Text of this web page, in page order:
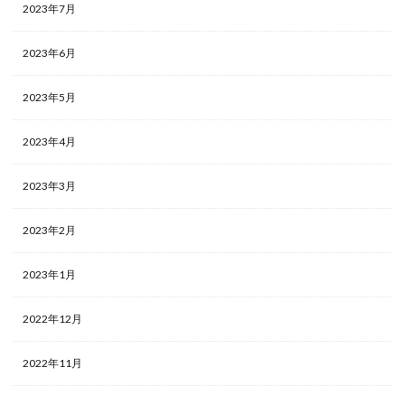
2023年7月
2023年6月
2023年5月
2023年4月
2023年3月
2023年2月
2023年1月
2022年12月
2022年11月